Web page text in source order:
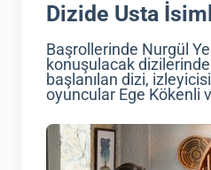
Dizide Usta
Başrollerinde Nurgül
konuşulacak
başlanılan dizi,
oyuncular Ege Kökenli